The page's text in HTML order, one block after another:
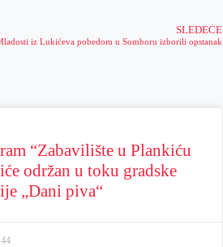
SLEDEĆE
iz Lukićeva pobedom u Somboru izborili opstanak
“Zabavilište u Plankiću
održan u toku gradske
„Dani piva“